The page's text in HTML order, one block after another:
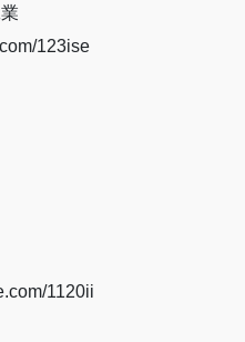
123ise
1120ii